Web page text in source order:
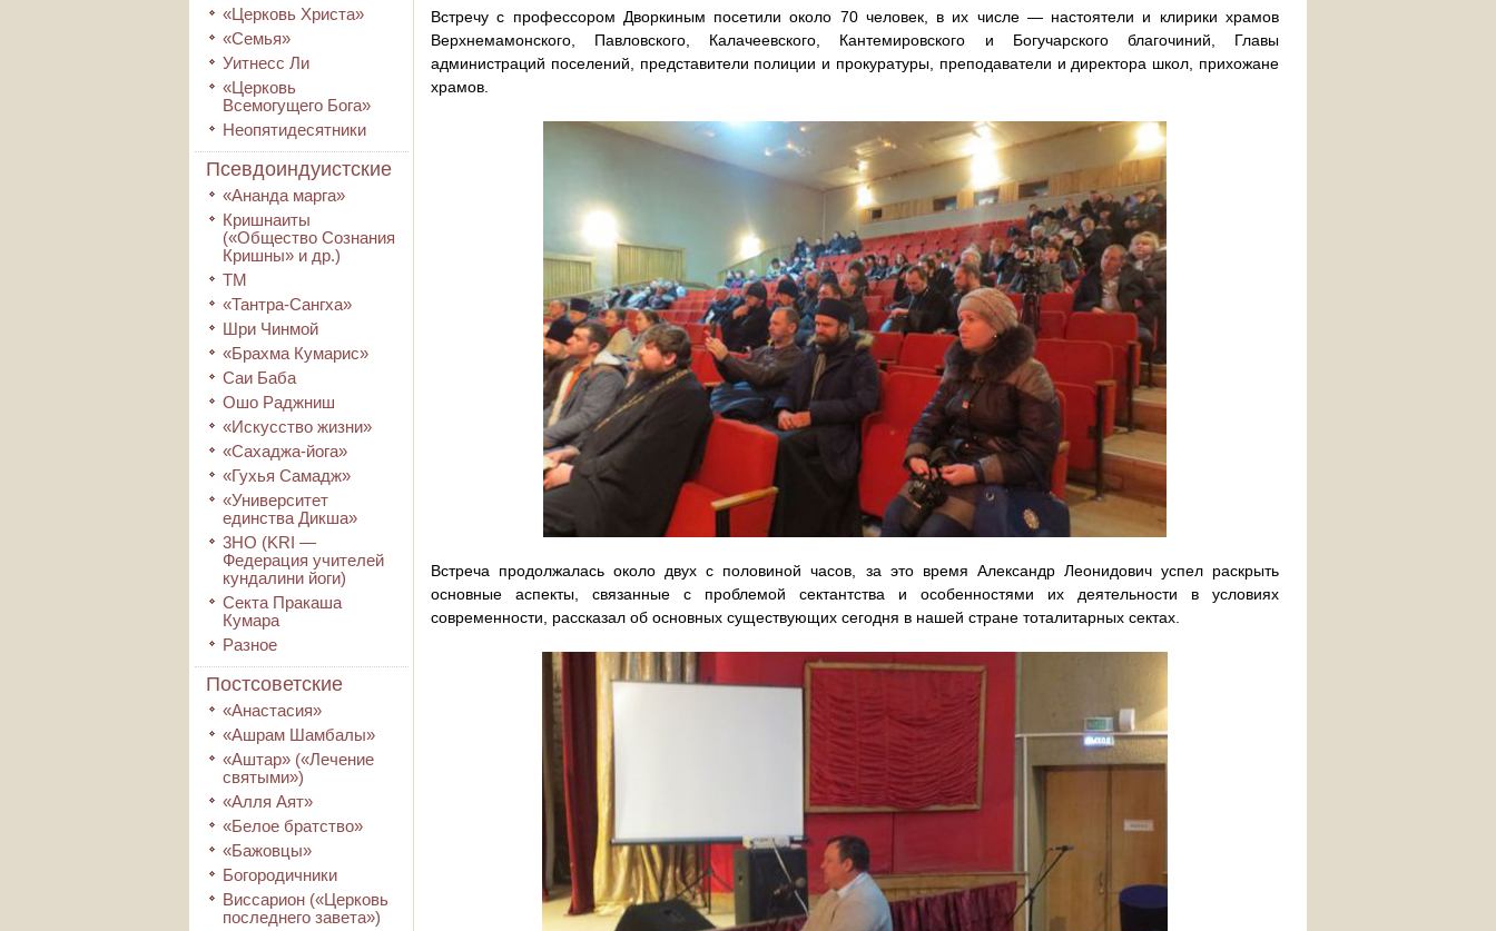
«Церковь Христа»
«Семья»
Уитнесс Ли
«Церковь
Всемогущего Бога»
Неопятидесятники
Псевдоиндуистские
«Ананда марга»
Кришнаиты
(«Общество Сознания
Кришны» и др.)
ТМ
«Тантра-Сангха»
Шри Чинмой
«Брахма Кумарис»
Саи Баба
Ошо Раджниш
«Искусство жизни»
«Сахаджа-йога»
«Гухья Самадж»
«Университет
единства Дикша»
3HO (KRI ―
Федерация учителей
кундалини йоги)
Секта Пракаша
Кумара
Разное
Постсоветские
«Анастасия»
«Ашрам Шамбалы»
«Аштар» («Лечение
святыми»)
«Алля Аят»
«Белое братство»
«Бажовцы»
Богородичники
Виссарион («Церковь
последнего завета»)
Встречу с профессором Дворкиным посетили около 70 человек, в их числе — настоятели и клирики храмов
Верхнемамонского, Павловского, Калачеевского, Кантемировского и Богучарского благочиний, Главы
администраций поселений, представители полиции и прокуратуры, преподаватели и директора школ, прихожане
храмов.
Встреча продолжалась около двух с половиной часов, за это время Александр Леонидович успел раскрыть
основные аспекты, связанные с проблемой сектантства и особенностями их деятельности в условиях
современности, рассказал об основных существующих сегодня в нашей стране тоталитарных сектах.